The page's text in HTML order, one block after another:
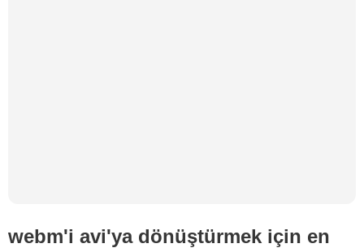
webm'i avi'ya dönüştürmek için en